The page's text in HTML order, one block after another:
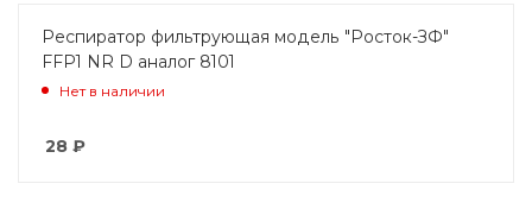
Респиратор фильтрующая модель "Росток-ЗФ"
FFP1 NR D аналог 8101
Нет в наличии
28 ₽